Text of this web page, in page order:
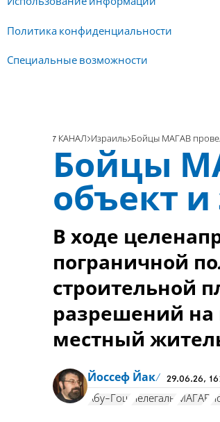
Использование информации
Политика конфиденциальности
Специальные возможности
7 КАНАЛ Израиль Бойцы МАГАВ
Бойцы
объект
В ходе
пограничной
строительной
разрешений на
местный
Йоссеф Йак 29.06.26,
Абу-Гош нелегалы МАГАВ